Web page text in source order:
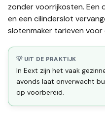
zonder voorrijkosten.
en een cilinderslot
slotenmaker tarieven voor
💡 UIT DE PRAKTIJK
In Eext zijn het vaak
avonds laat onverwacht
op voorbereid.